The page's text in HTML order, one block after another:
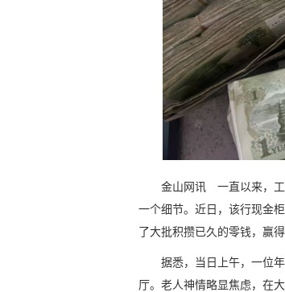
金山网讯 一直以来，工
一个细节。近日，该行现金
了大批积攒已久的零钱，赢
据悉，当日上午，一位
厅。老人神情略显焦虑，在